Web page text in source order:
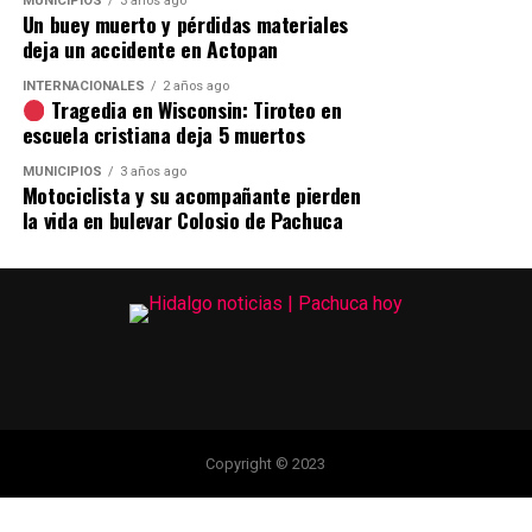
Un buey muerto y pérdidas materiales
deja un accidente en Actopan
INTERNACIONALES 2 años ago
Tragedia en Wisconsin: Tiroteo en
escuela cristiana deja 5 muertos
MUNICIPIOS 3 años ago
Motociclista y su acompañante pierden
la vida en bulevar Colosio de Pachuca
Copyright © 2023